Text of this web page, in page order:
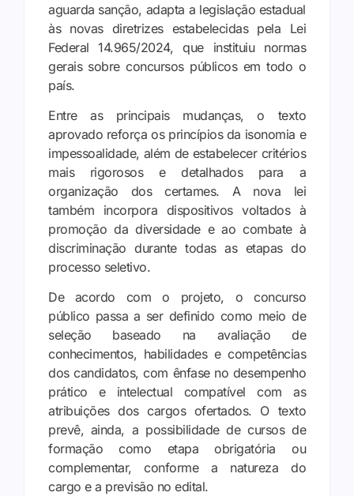
aguarda sanção, adapta a legislação estadual
às novas diretrizes estabelecidas pela Lei
Federal 14.965/2024, que instituiu normas
gerais sobre concursos públicos em todo o
país.
Entre as principais mudanças, o texto
aprovado reforça os princípios da isonomia e
impessoalidade, além de estabelecer critérios
mais rigorosos e detalhados para a
organização dos certames. A nova lei
também incorpora dispositivos voltados à
promoção da diversidade e ao combate à
discriminação durante todas as etapas do
processo seletivo.
De acordo com o projeto, o concurso
público passa a ser definido como meio de
seleção baseado na avaliação de
conhecimentos, habilidades e competências
dos candidatos, com ênfase no desempenho
prático e intelectual compatível com as
atribuições dos cargos ofertados. O texto
prevê, ainda, a possibilidade de cursos de
formação como etapa obrigatória ou
complementar, conforme a natureza do
cargo e a previsão no edital.